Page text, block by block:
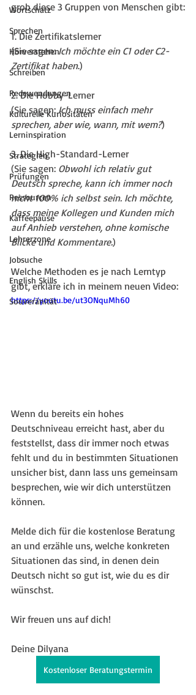
Wortschatz
Sprechen
Hörverstehen
Schreiben
Redewendungen
Kulturelle Kuriositäten
Lerninspiration
Strategien
Prüfungen
Ressourcen
Kaffeepause
Lehrerzone
Jobsuche
English Skills
Souveränität
grob diese 3 Gruppen von Menschen gibt:
1. Die Zertifikatslerner
(Sie sagen: Ich möchte ein C1 oder C2-
Zertifikat haben.)
2. Die Hobby-Lerner
(Sie sagen: Ich muss einfach mehr
sprechen, aber wie, wann, mit wem?)
3. Die High-Standard-Lerner
(Sie sagen: Obwohl ich relativ gut
Deutsch spreche, kann ich immer noch
nicht 100% ich selbst sein. Ich möchte,
dass meine Kollegen und Kunden mich
auf Anhieb verstehen, ohne komische
Blicke und Kommentare.)
Welche Methoden es je nach Lerntyp
gibt, erkläre ich in meinem neuen Video:
https://youtu.be/ut3ONquMh60
Wenn du bereits ein hohes
Deutschniveau erreicht hast, aber du
feststellst, dass dir immer noch etwas
fehlt und du in bestimmten Situationen
unsicher bist, dann lass uns gemeinsam
besprechen, wie wir dich unterstützen
können.
Melde dich für die kostenlose Beratung
an und erzähle uns, welche konkreten
Situationen das sind, in denen dein
Deutsch nicht so gut ist, wie du es dir
wünschst.
Wir freuen uns auf dich!
Deine Dilyana
Kostenloser Beratungstermin